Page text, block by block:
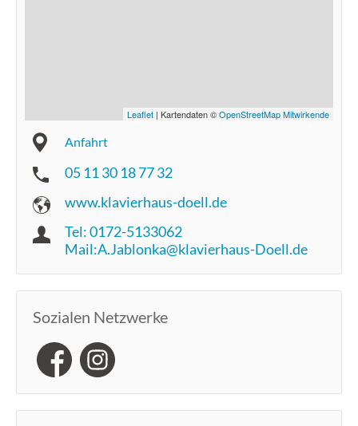
Leaflet | Kartendaten ©OpenStreetMap Mitwirkende
Anfahrt
05 11 30 18 77 32
www.klavierhaus-doell.de
Tel: 0172-5133062
Mail:A.Jablonka@klavierhaus-Doell.de
Sozialen Netzwerke